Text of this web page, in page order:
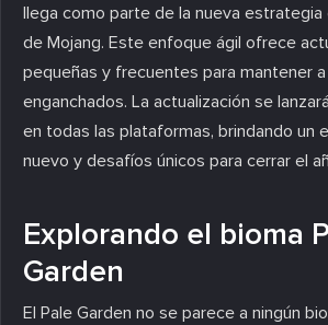
llega como parte de la nueva estrategia
de Mojang. Este enfoque ágil ofrece
pequeñas y frecuentes para mantener
enganchados. La actualización se
en todas las plataformas, brindando un
nuevo y desafíos únicos para cerrar el
Explorando el bioma
Garden
El Pale Garden no se parece a ningún